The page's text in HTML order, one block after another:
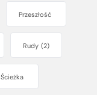
Przeszłość
Rudy (2)
Ścieżka